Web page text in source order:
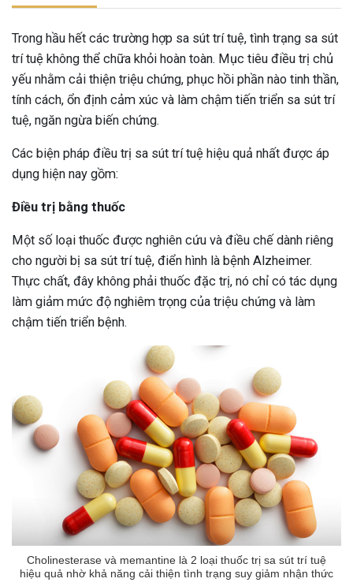
Trong hầu hết các trường hợp sa sút trí tuệ, tình trạng sa sút
trí tuệ không thể chữa khỏi hoàn toàn. Mục tiêu điều trị chủ
yếu nhằm cải thiện triệu chứng, phục hồi phần nào tinh thần,
tính cách, ổn định cảm xúc và làm chậm tiến triển sa sút trí
tuệ, ngăn ngừa biến chứng.
Các biện pháp điều trị sa sút trí tuệ hiệu quả nhất được áp
dụng hiện nay gồm:
Điều trị bằng thuốc
Một số loại thuốc được nghiên cứu và điều chế dành riêng
cho người bị sa sút trí tuệ, điển hình là bệnh Alzheimer.
Thực chất, đây không phải thuốc đặc trị, nó chỉ có tác dụng
làm giảm mức độ nghiêm trọng của triệu chứng và làm
chậm tiến triển bệnh.
Cholinesterase và memantine là 2 loại thuốc trị sa sút trí tuệ
hiệu quả nhờ khả năng cải thiện tình trạng suy giảm nhận thức